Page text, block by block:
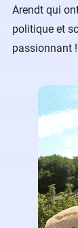
Arendt qui
politique et
passionnant !